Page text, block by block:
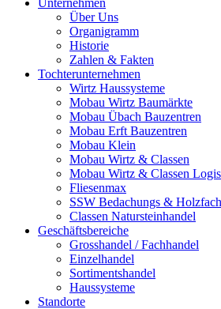
Unternehmen
Über Uns
Organigramm
Historie
Zahlen & Fakten
Tochterunternehmen
Wirtz Haussysteme
Mobau Wirtz Baumärkte
Mobau Übach Bauzentren
Mobau Erft Bauzentren
Mobau Klein
Mobau Wirtz & Classen
Mobau Wirtz & Classen
Fliesenmax
SSW Bedachungs &
Classen Natursteinhandel
Geschäftsbereiche
Grosshandel / Fachhandel
Einzelhandel
Sortimentshandel
Haussysteme
Standorte